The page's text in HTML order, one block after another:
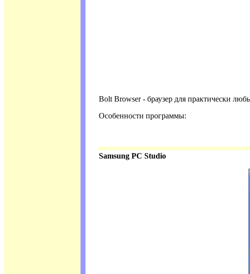
Bolt Browser - браузер для практически
Особенности программы:
Samsung PC Studio